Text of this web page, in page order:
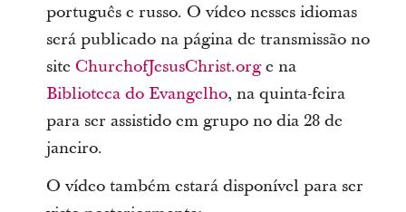
português e russo. O vídeo nesses idiomas
será publicado na página de transmissão no
site ChurchofJesusChrist.orge na
Biblioteca do Evangelho, na quinta-feira
para ser assistido em grupo no dia 28 de
janeiro.
O vídeo também estará disponível para ser